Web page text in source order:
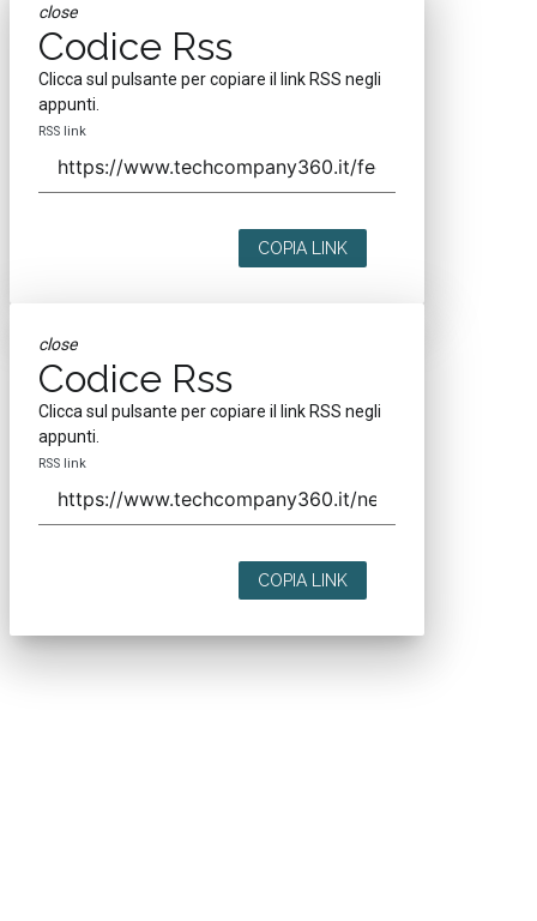
close
Codice Rss
Clicca sul pulsante per copiare il link RSS negli
appunti.
RSS link
COPIA LINK
close
Codice Rss
Clicca sul pulsante per copiare il link RSS negli
appunti.
RSS link
COPIA LINK